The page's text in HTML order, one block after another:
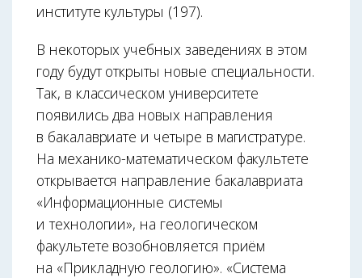
институте культуры (197).
В некоторых учебных заведениях в этом
году будут открыты новые специальности.
Так, в классическом университете
появились два новых направления
в бакалавриате и четыре в магистратуре.
На механико-математическом факультете
открывается направление бакалавриата
«Информационные системы
и технологии», на геологическом
факультете возобновляется приём
на «Прикладную геологию». «Система